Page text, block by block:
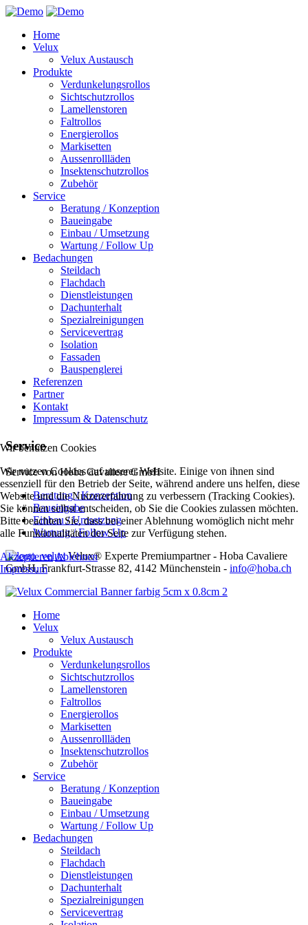
Home
Velux
Velux Austausch
Produkte
Verdunkelungsrollos
Sichtschutzrollos
Lamellenstoren
Faltrollos
Energierollos
Markisetten
Aussenrollläden
Insektenschutzrollos
Zubehör
Service
Beratung / Konzeption
Baueingabe
Einbau / Umsetzung
Wartung / Follow Up
Bedachungen
Steildach
Flachdach
Dienstleistungen
Dachunterhalt
Spezialreinigungen
Servicevertrag
Isolation
Fassaden
Bauspenglerei
Referenzen
Partner
Kontakt
Impressum & Datenschutz
Service
Service von Hoba Cavaliere GmbH
Beratung / Konzeption
Baueingabe
Einbau / Umsetzung
Wartung / Follow Up
Velux® Experte Premiumpartner - Hoba Cavaliere
GmbH, Frankfurt-Strasse 82, 4142 Münchenstein - info@hoba.ch
Home
Velux
Velux Austausch
Produkte
Verdunkelungsrollos
Sichtschutzrollos
Lamellenstoren
Faltrollos
Energierollos
Markisetten
Aussenrollläden
Insektenschutzrollos
Zubehör
Service
Beratung / Konzeption
Baueingabe
Einbau / Umsetzung
Wartung / Follow Up
Bedachungen
Steildach
Flachdach
Dienstleistungen
Dachunterhalt
Spezialreinigungen
Servicevertrag
Wir benutzen Cookies
Wir nutzen Cookies auf unserer Website. Einige von ihnen sind
essenziell für den Betrieb der Seite, während andere uns helfen, diese
Website und die Nutzererfahrung zu verbessern (Tracking Cookies).
Sie können selbst entscheiden, ob Sie die Cookies zulassen möchten.
Bitte beachten Sie, dass bei einer Ablehnung womöglich nicht mehr
alle Funktionalitäten der Seite zur Verfügung stehen.
AkzeptierenAblehnen
Impressum